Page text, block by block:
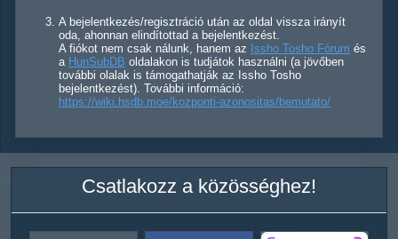
A bejelentkezés/regisztráció után az oldal vissza irányít
oda, ahonnan elindítottad a bejelentkezést.
A fiókot nem csak nálunk, hanem az Issho Tosho Fórum és
a HunSubDB oldalakon is tudjátok használni (a jövőben
további olalak is támogathatják az Issho Tosho
bejelentkezést). További információ:
https://wiki.hsdb.moe/kozponti-azonositas/bemutato/
Csatlakozz a közösséghez!